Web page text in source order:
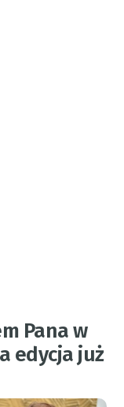
Pana w
edycja już